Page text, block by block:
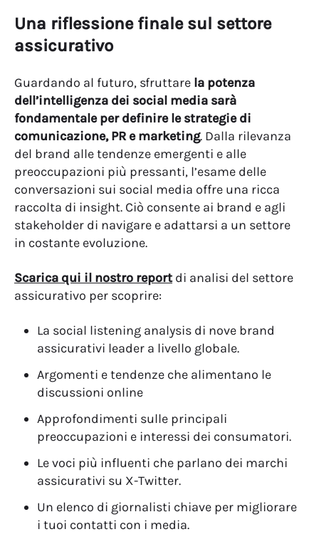
Una riflessione finale sul settore
assicurativo
Guardando al futuro, sfruttare la potenza
dell’intelligenza dei social media sarà
fondamentale per definire le strategie di
comunicazione, PR e marketing. Dalla rilevanza
del brand alle tendenze emergenti e alle
preoccupazioni più pressanti, l’esame delle
conversazioni sui social media offre una ricca
raccolta di insight. Ciò consente ai brand e agli
stakeholder di navigare e adattarsi a un settore
in costante evoluzione.
Scarica qui il nostro report di analisi del settore
assicurativo per scoprire:
La social listening analysis di nove brand
assicurativi leader a livello globale.
Argomenti e tendenze che alimentano le
discussioni online
Approfondimenti sulle principali
preoccupazioni e interessi dei consumatori.
Le voci più influenti che parlano dei marchi
assicurativi su X-Twitter.
Un elenco di giornalisti chiave per migliorare
i tuoi contatti con i media.